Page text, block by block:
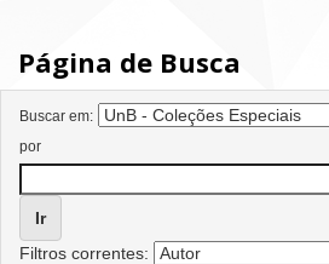
Página de Busca
Buscar em:
por
Filtros correntes: